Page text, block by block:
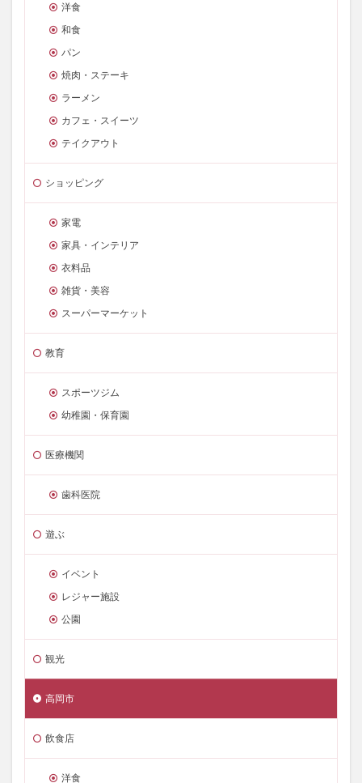
洋食
和食
パン
焼肉・ステーキ
ラーメン
カフェ・スイーツ
テイクアウト
ショッピング
家電
家具・インテリア
衣料品
雑貨・美容
スーパーマーケット
教育
スポーツジム
幼稚園・保育園
医療機関
歯科医院
遊ぶ
イベント
レジャー施設
公園
観光
高岡市
飲食店
洋食